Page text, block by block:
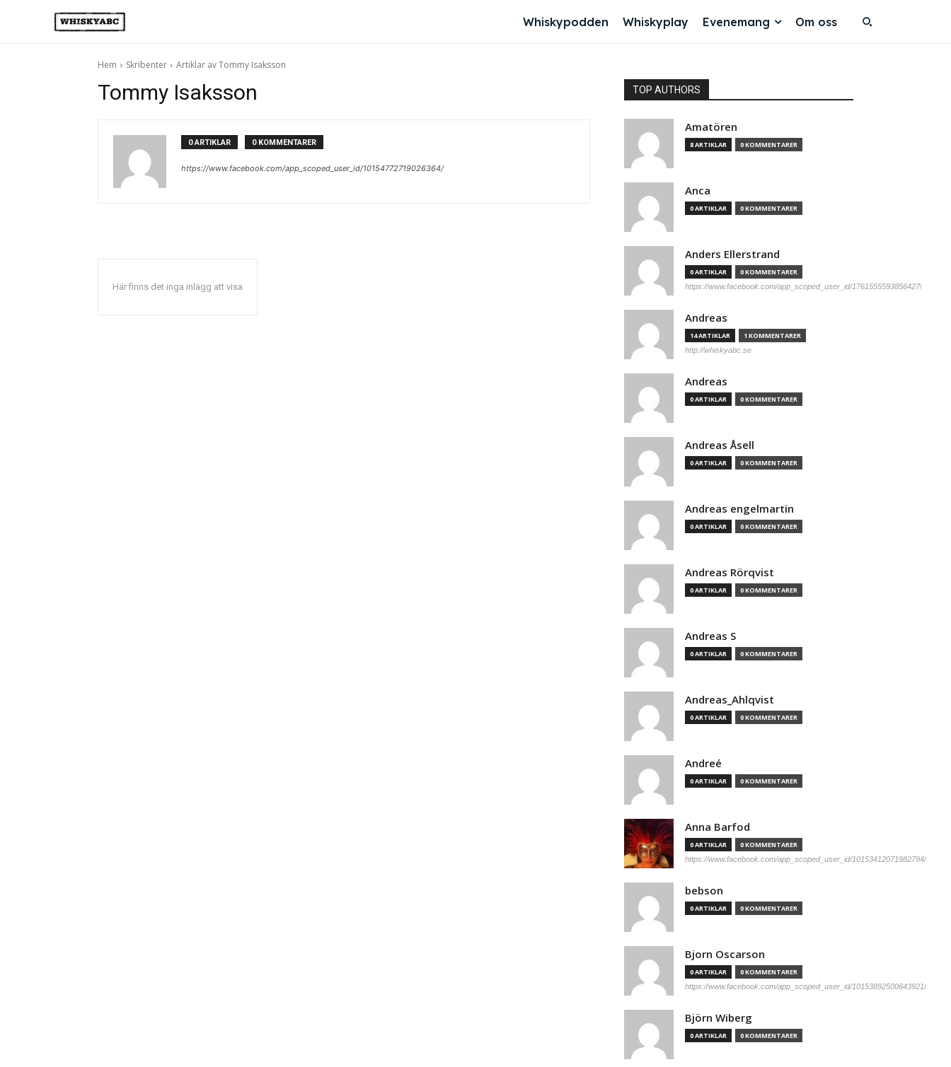
Whiskypodden Whiskyplay Evenemang Om oss
Hem Skribenter Artiklar av Tommy Isaksson
Tommy Isaksson
0 ARTIKLAR 0 KOMMENTARER
https://www.facebook.com/app_scoped_user_id/10154772719026364/
Här finns det inga inlägg att visa
TOP AUTHORS
Amatören
8 ARTIKLAR 0 KOMMENTARER
Anca
0 ARTIKLAR 0 KOMMENTARER
Anders Ellerstrand
0 ARTIKLAR 0 KOMMENTARER
https://www.facebook.com/app_scoped_user_id/1761555593856427/
Andreas
14 ARTIKLAR 1 KOMMENTARER
http://whiskyabc.se
Andreas
0 ARTIKLAR 0 KOMMENTARER
Andreas Åsell
0 ARTIKLAR 0 KOMMENTARER
Andreas engelmartin
0 ARTIKLAR 0 KOMMENTARER
Andreas Rörqvist
0 ARTIKLAR 0 KOMMENTARER
Andreas S
0 ARTIKLAR 0 KOMMENTARER
Andreas_Ahlqvist
0 ARTIKLAR 0 KOMMENTARER
Andreé
0 ARTIKLAR 0 KOMMENTARER
Anna Barfod
0 ARTIKLAR 0 KOMMENTARER
https://www.facebook.com/app_scoped_user_id/10153412071982794/
bebson
0 ARTIKLAR 0 KOMMENTARER
Bjorn Oscarson
0 ARTIKLAR 0 KOMMENTARER
https://www.facebook.com/app_scoped_user_id/10153892500643921/
Björn Wiberg
0 ARTIKLAR 0 KOMMENTARER